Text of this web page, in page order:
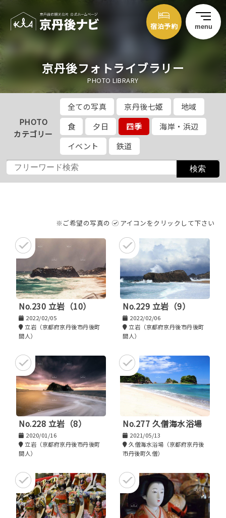
宿泊予約 menu
京丹後フォトライブラリー
PHOTO LIBRARY
PHOTO
カテゴリー
全ての写真 京丹後七姫
地域
食
夕日 四季
海岸・浜辺
イベント
鉄道
※ご希望の写真の アイコンをクリックして下さい
No.230 立岩（10）
2022/02/05
立岩（京都府京丹後市丹後町
間人）
No.229 立岩（9）
2022/02/06
立岩（京都府京丹後市丹後町
間人）
No.228 立岩（8）
2020/01/16
立岩（京都府京丹後市丹後町
間人）
No.277 久僧海水浴場
2021/05/13
久僧海水浴場（京都府京丹後
市丹後町久僧）